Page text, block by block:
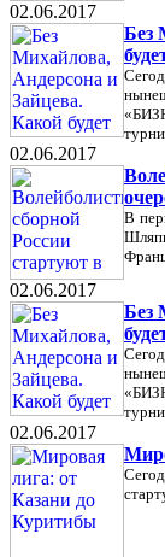
02.06.2017
Без
02.06.2017
В
02.06.2017
Без
02.06.2017